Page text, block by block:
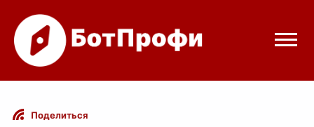
Режимы бота
Поделиться